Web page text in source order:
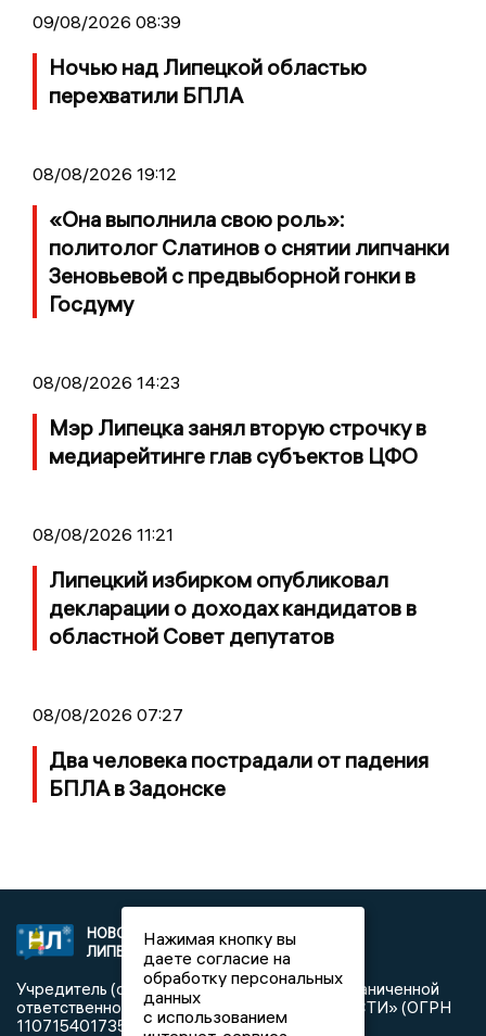
09/08/2026 08:39
Ночью над Липецкой областью
перехватили БПЛА
08/08/2026 19:12
«Она выполнила свою роль»:
политолог Слатинов о снятии липчанки
Зеновьевой с предвыборной гонки в
Госдуму
08/08/2026 14:23
Мэр Липецка занял вторую строчку в
медиарейтинге глав субъектов ЦФО
08/08/2026 11:21
Липецкий избирком опубликовал
декларации о доходах кандидатов в
областной Совет депутатов
08/08/2026 07:27
Два человека пострадали от падения
БПЛА в Задонске
НОВОСТИ
ЛИПЕЦКА
2021 © NEWSLIPETSK.RU | СИ
«Новости Липецка»
Учредитель (соучредители): Общество с ограниченной
ответственностью «РЕГИОНАЛЬНЫЕ НОВОСТИ» (ОГРН
1107154017354)
Нажимая кнопку вы
даете согласие на
обработку персональных
данных
с использованием